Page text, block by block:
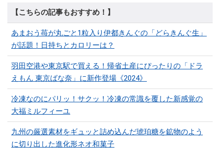
【こちらの記事もおすすめ！】
あまおう苺が丸ごと1粒入り伊都きんぐの「どらきんぐ生」
が話題！日持ちとカロリーは？
羽田空港や東京駅で買える！帰省土産にぴったりの「ドラ
えもん 東京ばな奈」に新作登場《2024》
冷凍なのにパリッ！サクッ！冷凍の常識を覆した新感覚の
大福ミルフィーユ
九州の厳選素材をギュッと詰め込んだ琥珀糖を鉱物のよう
に切り出した進化形ネオ和菓子